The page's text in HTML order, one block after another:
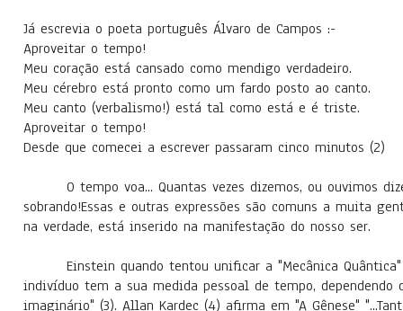
Já escrevia o poeta português Álvaro de Campos :-
Aproveitar o tempo!
Meu coração está cansado como mendigo verdadeiro.
Meu cérebro está pronto como um fardo posto ao canto.
Meu canto (verbalismo!) está tal como está e é triste.
Aproveitar o tempo!
Desde que comecei a escrever passaram cinco minutos (2)
O tempo voa... Quantas vezes dizemos, ou ouvimos
sobrando!Essas e outras expressões são comuns a muita
na verdade, está inserido na manifestação do nosso ser.
Einstein quando tentou unificar a "Mecânica
indivíduo tem a sua medida pessoal de tempo,
imaginário" (3). Allan Kardec (4) afirma em "A Gênese"